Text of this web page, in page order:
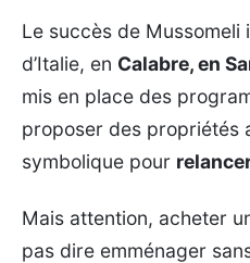
Le succès de Mussomeli
d’Italie, en Calabre, en
mis en place des
proposer des propriétés
symbolique pour
Mais attention, acheter
pas dire emménager